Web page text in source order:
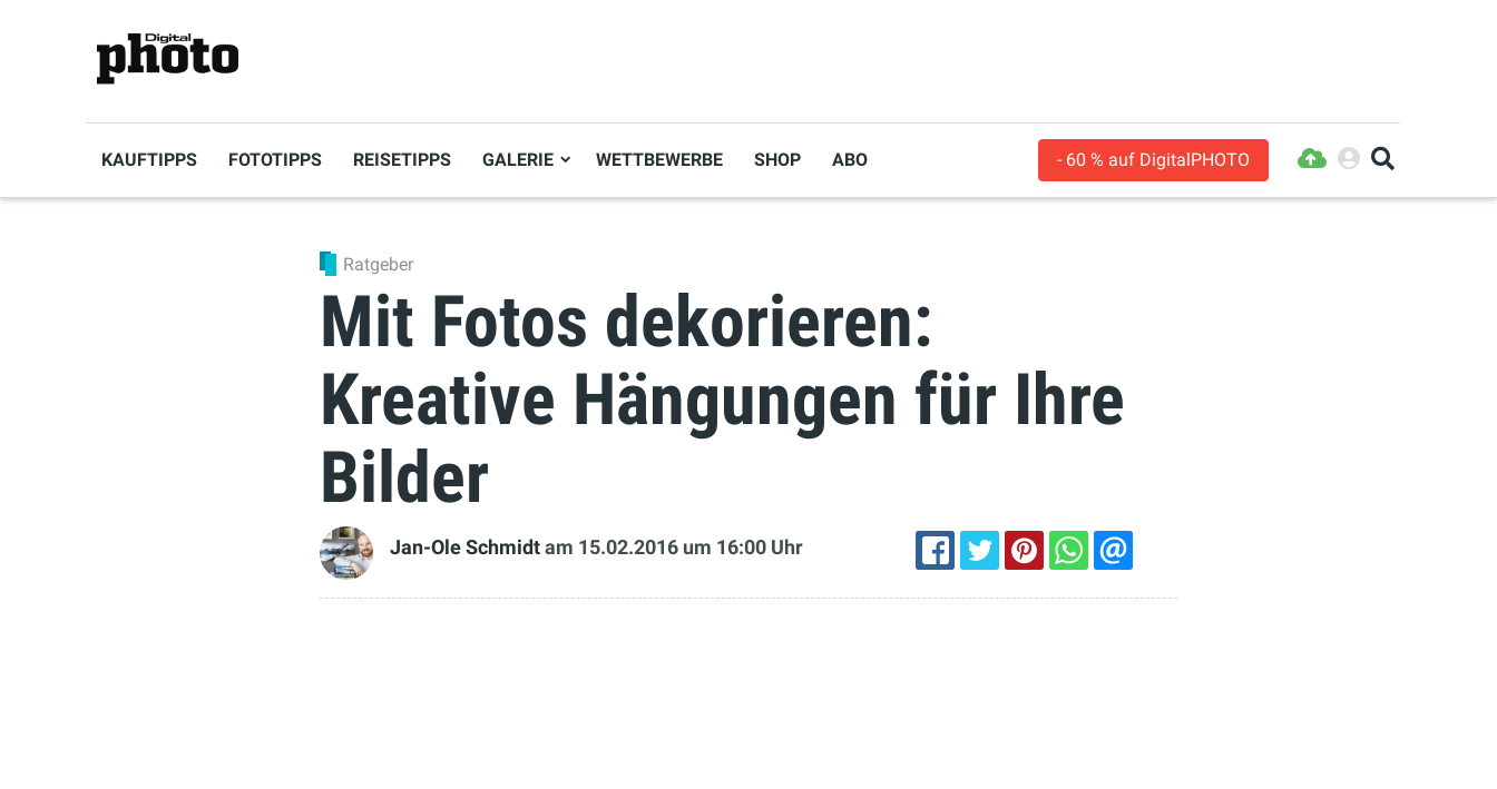
KAUFTIPPS FOTOTIPPS REISETIPPS GALERIE WETTBEWERBE SHOP ABO - 60 % auf DigitalPHOTO
Ratgeber
Mit Fotos dekorieren:
Kreative Hängungen für Ihre
Bilder
Jan-Ole Schmidt am 15.02.2016 um 16:00 Uhr